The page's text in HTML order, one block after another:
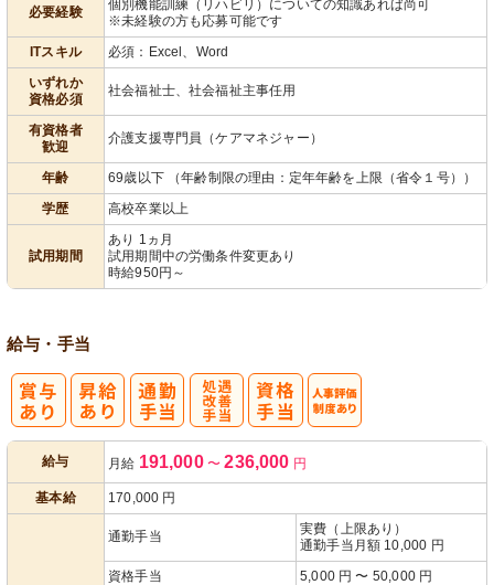
必要経験
個別機能訓練（リハビリ）についての知識あれば尚可
※未経験の方も応募可能です
ITスキル
必須：Excel、Word
いずれか
資格必須
社会福祉士、社会福祉主事任用
有資格者
歓迎
介護支援専門員（ケアマネジャー）
年齢
69歳以下 （年齢制限の理由：定年年齢を上限（省令１号））
学歴
高校卒業以上
試用期間
あり 1ヵ月
試用期間中の労働条件変更あり
時給950円～
給与・手当
給与 月給 191,000 〜 236,000 円
基本給 170,000 円
通勤手当
実費（上限あり）
通勤手当月額 10,000 円
資格手当
5,000 円 〜 50,000 円